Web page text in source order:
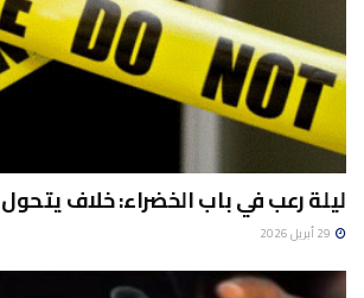
ليلة رعب في باب الخضراء: خلاف